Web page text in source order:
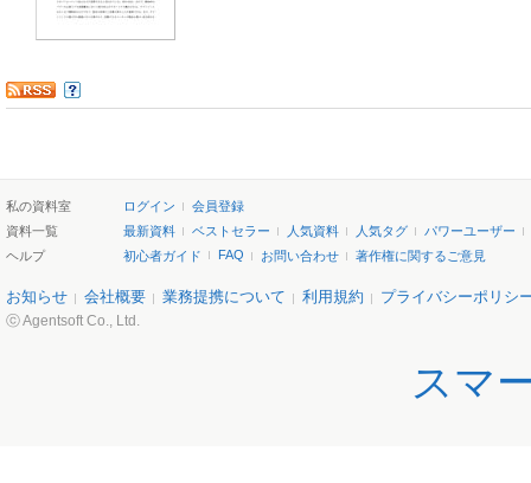
私の資料室 ログイン
会員登録
資料一覧
最新資料 ベストセラー 人気資料 人気タグ
パワーユーザー
ヘルプ
初心者ガイド FAQ お問い合わせ 著作権に関するご意見
お知らせ 会社概要 業務提携について 利用規約 プライバシーポリシ
ⓒ Agentsoft Co., Ltd.
スマ